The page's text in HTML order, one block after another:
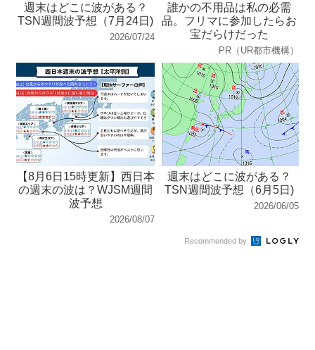
週末はどこに波がある？
TSN週間波予想（7月24日)
2026/07/24
誰かの不用品は私の必需
品。フリマに参加したらお
宝だらけだった
PR（UR都市機構）
【8月6日15時更新】西日本
の週末の波は？WJSM週間
波予想
2026/08/07
週末はどこに波がある？
TSN週間波予想（6月5日)
2026/06/05
Recommended by